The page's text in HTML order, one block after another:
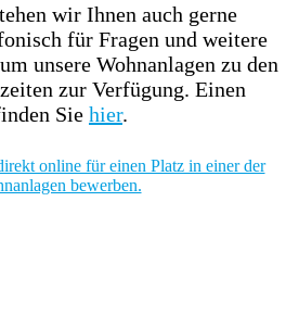
wir Ihnen auch gerne
für Fragen und weitere
unsere Wohnanlagen zu den
zur Verfügung. Einen
Sie hier.
online für einen Platz in einer der
bewerben.